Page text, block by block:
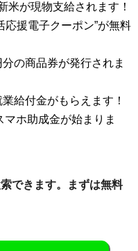
米が現物支給されます！
応援電子クーポン”が無料
の商品券が発行されま
給付金がもらえます！
マホ助成金が始まりま
できます。まずは無料